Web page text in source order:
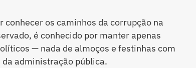
os caminhos da corrupção na
é conhecido por manter apenas
— nada de almoços e festinhas com
administração pública.